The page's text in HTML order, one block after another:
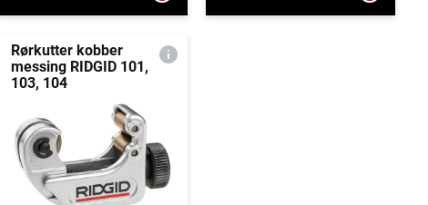
Rørkutter kobber
messing RIDGID 101,
103, 104